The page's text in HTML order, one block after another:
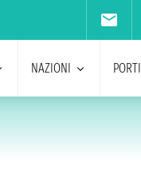
NAZIONI PORTI